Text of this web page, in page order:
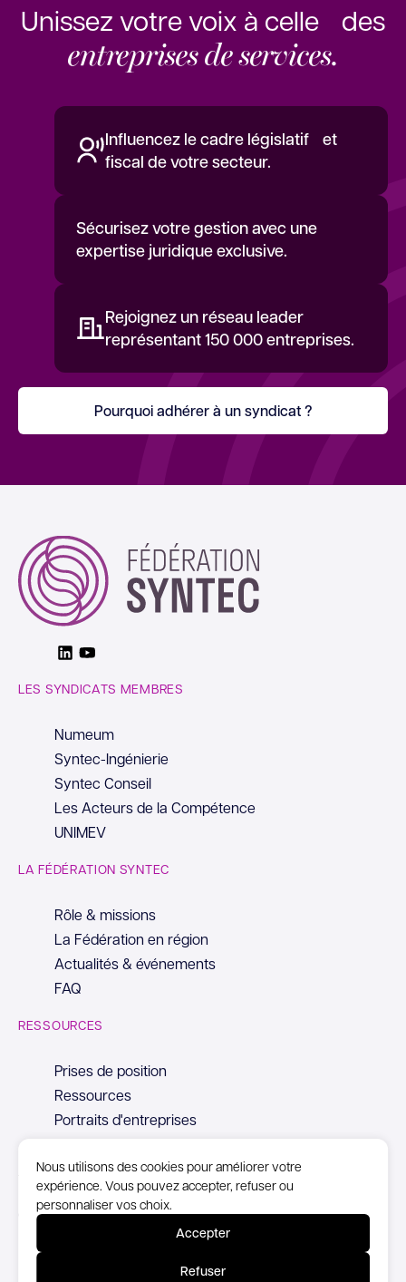
Nous utilisons des cookies pour améliorer votre
expérience. Vous pouvez accepter, refuser ou
personnaliser vos choix.
Accepter
Refuser
Unissez votre voix à celle des
entreprises de services.
Influencez le cadre législatif et
fiscal de votre secteur.
Sécurisez votre gestion avec une
expertise juridique exclusive.
Rejoignez un réseau leader
représentant 150 000 entreprises.
Pourquoi adhérer à un syndicat ?
LinkedinYoutube
LES SYNDICATS MEMBRES
Numeum
Syntec-Ingénierie
Syntec Conseil
Les Acteurs de la Compétence
UNIMEV
LA FÉDÉRATION SYNTEC
Rôle & missions
La Fédération en région
Actualités & événements
FAQ
RESSOURCES
Prises de position
Ressources
Portraits d'entreprises
© Copyright Syntec, 2026
Politique de confidentialité